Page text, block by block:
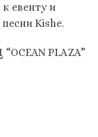
евенту и
Kishe.
PLAZA”